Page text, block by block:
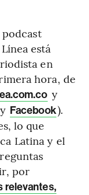
podcast
está
en
hora, de
y
y Facebook).
lo que
Latina y el
por
relevantes,